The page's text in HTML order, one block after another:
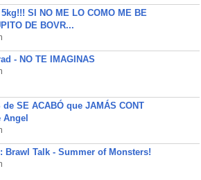
SI NO ME LO COMO ME BE
DE BOVR...
- NO TE IMAGINAS
de SE ACABÓ que JAMÁS CONT
Angel
Brawl Talk - Summer of Monsters!